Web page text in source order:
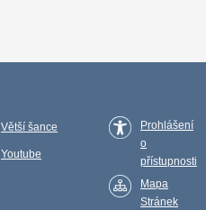
Větší šance
Youtube
Prohlášení
o
přístupnosti
Mapa
Stránek